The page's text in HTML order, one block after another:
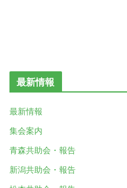
最新情報
最新情報
集会案内
青森共助会・報告
新潟共助会・報告